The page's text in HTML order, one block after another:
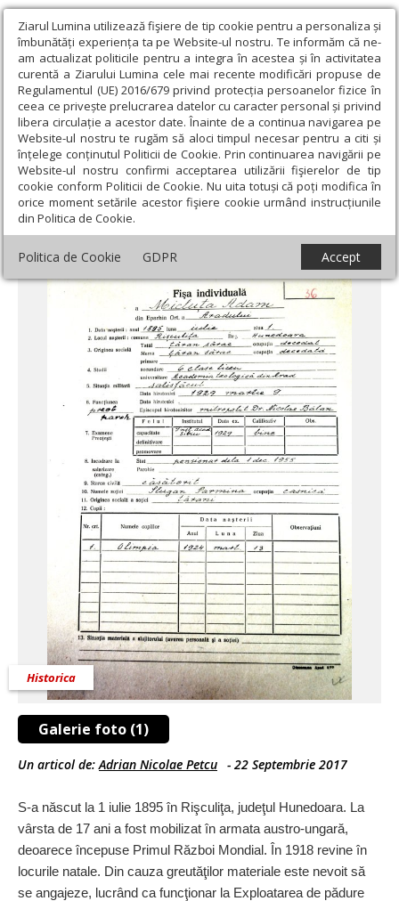
Ziarul Lumina utilizează fişiere de tip cookie pentru a personaliza și
îmbunătăți experiența ta pe Website-ul nostru. Te informăm că ne-
am actualizat politicile pentru a integra în acestea și în activitatea
curentă a Ziarului Lumina cele mai recente modificări propuse de
Regulamentul (UE) 2016/679 privind protecția persoanelor fizice în
ceea ce privește prelucrarea datelor cu caracter personal și privind
libera circulație a acestor date. Înainte de a continua navigarea pe
Website-ul nostru te rugăm să aloci timpul necesar pentru a citi și
înțelege conținutul Politicii de Cookie. Prin continuarea navigării pe
Website-ul nostru confirmi acceptarea utilizării fişierelor de tip
cookie conform Politicii de Cookie. Nu uita totuși că poți modifica în
orice moment setările acestor fişiere cookie urmând instrucțiunile
din Politica de Cookie.
Politica de Cookie GDPR Accept
Ziarul Lumina › Societate › Historica › Preotul Adam Micluţa din
Birtin, judeţul Arad, în ghearele Securităţii comuniste
Preotul Adam Micluţa din Birtin, judeţul
Arad, în ghearele Securităţii comuniste
Galerie foto (1)
Historica
Un articol de:Adrian Nicolae Petcu - 22 Septembrie 2017
S-a născut la 1 iulie 1895 în Rişculiţa, judeţul Hunedoara. La
vârsta de 17 ani a fost mobilizat în armata austro-ungară,
deoarece începuse Primul Război Mondial. În 1918 revine în
locurile natale. Din cauza greutăţilor materiale este nevoit să
se angajeze, lucrând ca funcţionar la Exploatarea de pădure